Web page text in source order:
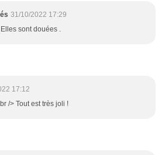
31/10/2022 17:29
sont douées .
17:12
/> Tout est très joli !